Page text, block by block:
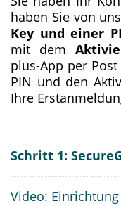
haben Sie von
Key und einer
mit dem
plus-App per
PIN und den
Ihre
Schritt 1:
Video: